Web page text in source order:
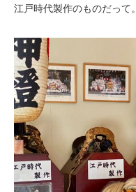
江戸時代製作のものだって。